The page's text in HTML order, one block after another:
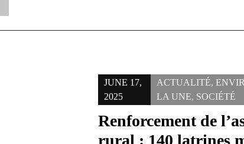
JUNE 17,
2025
ACTUALITÉ,
LA UNE, SOCIÉTÉ
Renforcement de
rural : 140 latrines